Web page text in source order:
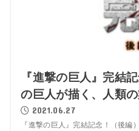
『進撃の巨人』完
の巨人が描く、人類
2021.06.27
『進撃の巨人』完結記念！（後